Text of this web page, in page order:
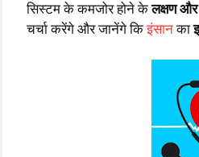
सिस्टम के कमजोर होने केलक्षण और
चर्चा करेंगे और जानेंगे किइंसानका